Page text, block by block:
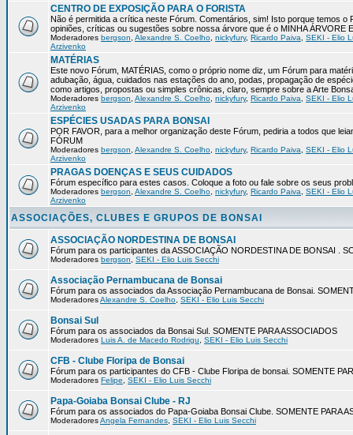
CENTRO DE EXPOSIÇÃO PARA O FORISTA
Não é permitida a crítica neste Fórum. Comentários, sim! Isto porque temos
opiniões, críticas ou sugestões sobre nossa árvore que é o MINHA ÁRVORE
Moderadores bergson Alexandre S. Coelho nickyfury, Ricardo Paiva
SEKI - Elio
Arzivenko
MATÉRIAS
Este novo Fórum, MATÉRIAS, como o próprio nome diz, um Fórum para
adubação, água, cuidados nas estações do ano, podas, propagação de
como artigos, propostas ou simples crônicas, claro, sempre sobre a Arte
Moderadores bergson Alexandre S. Coelho nickyfury, Ricardo Paiva
SEKI - Elio
Arzivenko
ESPÉCIES USADAS PARA BONSAI
POR FAVOR, para a melhor organização deste Fórum, pediria a todos que
FÓRUM
Moderadores bergson Alexandre S. Coelho nickyfury, Ricardo Paiva
SEKI - Elio
Arzivenko
PRAGAS DOENÇAS E SEUS CUIDADOS
Fórum específico para estes casos. Coloque a foto ou fale sobre os seus
Moderadores bergson Alexandre S. Coelho nickyfury, Ricardo Paiva
SEKI - Elio
Arzivenko
ASSOCIAÇÕES, CLUBES E GRUPOS DE BONSAI
ASSOCIAÇÃO NORDESTINA DE BONSAI
Fórum para os participantes da ASSOCIAÇÃO NORDESTINA DE BONSAI .
Moderadores bergson SEKI - Elio Luis Secchi
Associação Pernambucana de Bonsai
Fórum para os associados da Associação Pernambucana de Bonsai.
ModeradoresAlexandre S. Coelho SEKI - Elio Luis Secchi
Bonsai Sul
Fórum para os associados da Bonsai Sul. SOMENTE PARA ASSOCIADOS
Moderadores Luis A. de Macedo Rodrigu SEKI - Elio Luis Secchi
CFB - Clube Floripa de Bonsai
Fórum para os participantes do CFB - Clube Floripa de bonsai. SOMENTE
Moderadores Felipe SEKI - Elio Luis Secchi
Papa-Goiaba Bonsai Clube - RJ
Fórum para os associados do Papa-Goiaba Bonsai Clube. SOMENTE PARA
ModeradoresAngela Fernandes SEKI - Elio Luis Secchi